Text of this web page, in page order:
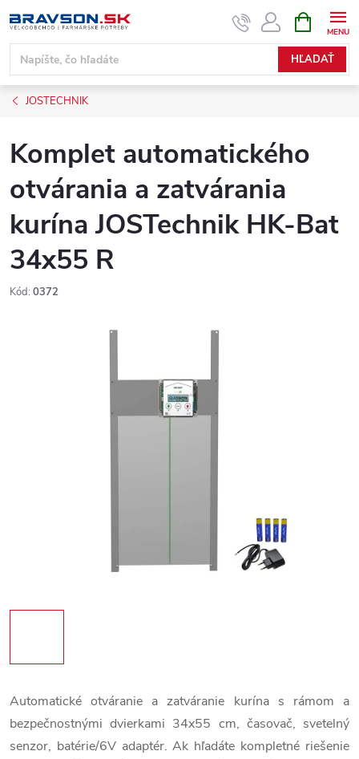
na
obsah
HĽADAŤ
KOŠÍK
JOSTECHNIK
Komplet automatického
otvárania a zatvárania
kurína JOSTechnik HK-Bat
34x55 R
Kód: 0372
Automatické otváranie a zatváranie kurína s rámom a
bezpečnostnými dvierkami 34x55 cm, časovač, svetelný
senzor, batérie/6V adaptér. Ak hľadáte kompletné riešenie